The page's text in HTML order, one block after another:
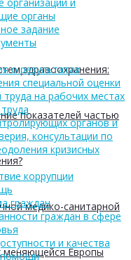
здравоохранения:
показателей частью
медико-санитарной
меняющейся Европы
органы
задание
о результатах
специальной оценки
труда на рабочих местах
органов и
консультации по
кризисных
коррупции
граждан
граждан в сфере
и качества
помощи